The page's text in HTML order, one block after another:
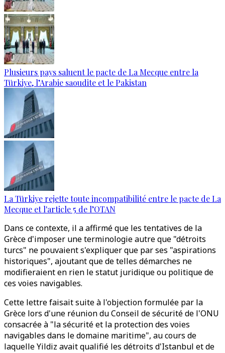
Plusieurs pays saluent le pacte de La Mecque entre la
Türkiye, l’Arabie saoudite et le Pakistan
La Türkiye rejette toute incompatibilité entre le pacte de La
Mecque et l'article 5 de l’OTAN
Dans ce contexte, il a affirmé que les tentatives de la
Grèce d'imposer une terminologie autre que "détroits
turcs" ne pouvaient s'expliquer que par ses "aspirations
historiques", ajoutant que de telles démarches ne
modifieraient en rien le statut juridique ou politique de
ces voies navigables.
Cette lettre faisait suite à l'objection formulée par la
Grèce lors d'une réunion du Conseil de sécurité de l'ONU
consacrée à "la sécurité et la protection des voies
navigables dans le domaine maritime", au cours de
laquelle Yildiz avait qualifié les détroits d'Istanbul et de